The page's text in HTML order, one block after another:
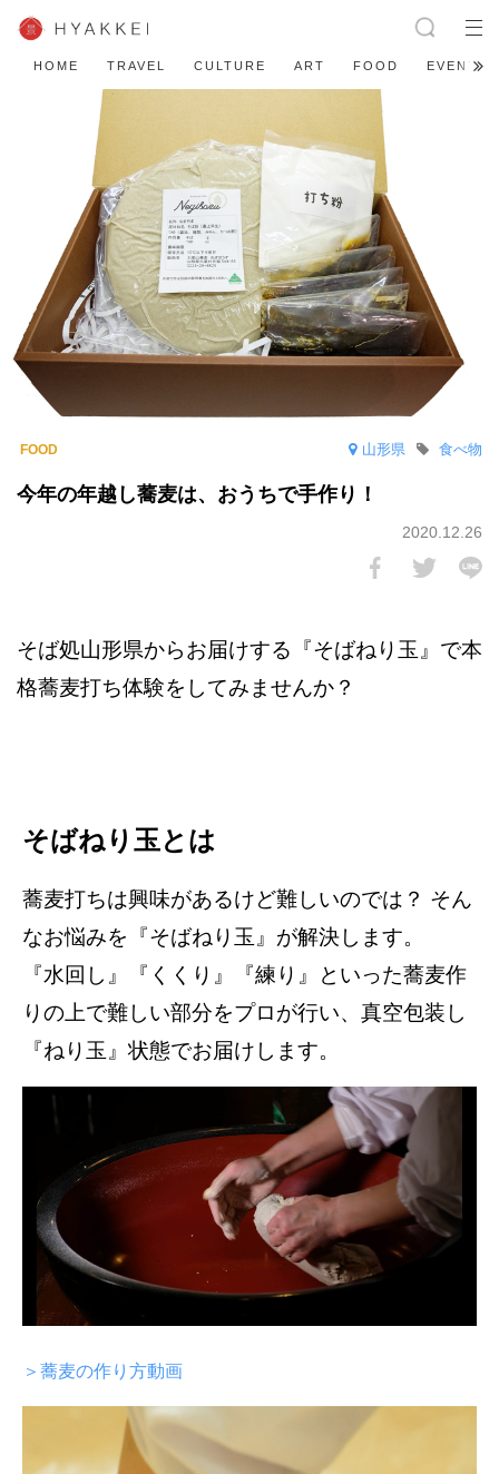
HOME TRAVEL CULTURE ART FOOD EVENT
山形県 食べ物
今年の年越し蕎麦は、おうちで手作り！
2020.12.26
そば処山形県からお届けする『そばねり玉』で本
格蕎麦打ち体験をしてみませんか？
そばねり⽟とは
蕎⻨打ちは興味があるけど難しいのでは？ そん
なお悩みを『そばねり⽟』が解決します。
『⽔回し』『くくり』『練り』といった蕎⻨作
りの上で難しい部分をプロが⾏い、真空包装し
『ねり⽟』状態でお届けします。
＞蕎⻨の作り⽅動画